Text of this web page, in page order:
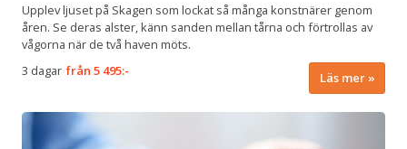
Upplev ljuset på Skagen som lockat så många konstnärer genom
åren. Se deras alster, känn sanden mellan tårna och förtrollas av
vågorna när de två haven möts.
3 dagar från5 495:- Läs mer